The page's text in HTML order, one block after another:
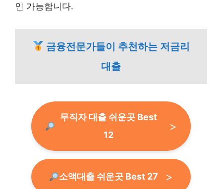
인 가능합니다.
금융전문가들이 추천하는 저금리
대출
무직자 대출 쉬운곳 Best
12
소액대출 쉬운곳 Best 27